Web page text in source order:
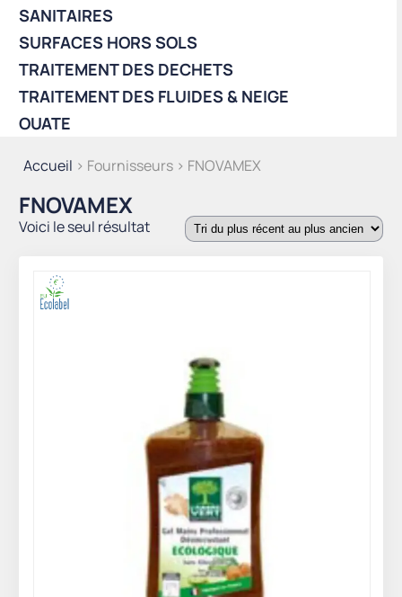
Accueil > Fournisseurs > FNOVAMEX
FNOVAMEX
Voici le seul résultat
SANITAIRES
SURFACES HORS SOLS
TRAITEMENT DES DECHETS
TRAITEMENT DES FLUIDES & NEIGE
OUATE